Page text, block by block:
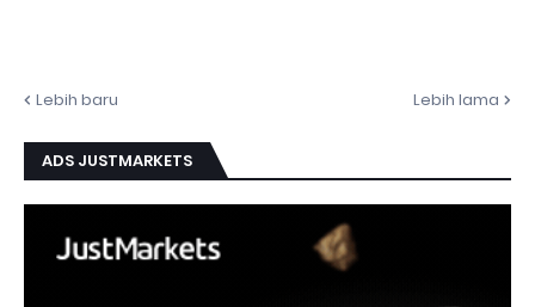
Lebih baru Lebih lama
ADS JUSTMARKETS